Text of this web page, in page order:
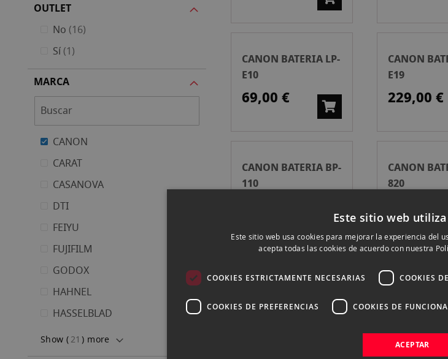
OUTLET
No 16
artículos
Sí 1
artículo
MARCA
CANON
CARAT
CASANOVA
DTI
FEIYU
FUJIFILM
GODOX
HAHNEL
HASSELBLAD
Show (21 ) more
CANON BATERIA LP-
E10
69,00 €
CANON
E19
229,00 €
CANON BATERIA BP-
110
Sin stock
CANON
820
389,00 €
Sin stock
CANON
828
159,00 €
Este sitio web
Este sitio web usa cookies para mejorar la experiencia del
acepta todas las cookies de acuerdo con nuestra
COOKIES ESTRICTAMENTE NECESARIAS COOKIES
COOKIES DE PREFERENCIAS COOKIES DE
ACEPTAR